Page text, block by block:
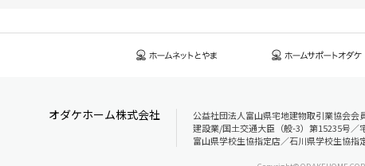
オダケホーム株式会社
公益社団法人富山県宅地建物取引業協会
建設業/国土交通大臣（般-3）第15235号／
富山県学校生協指定店／石川県学校生協指